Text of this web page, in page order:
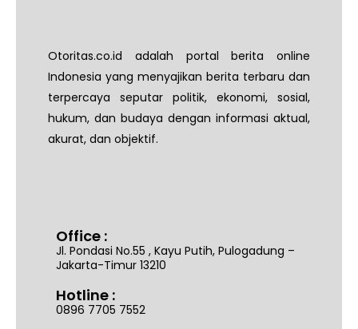
Otoritas.co.id adalah portal berita online
Indonesia yang menyajikan berita terbaru dan
terpercaya seputar politik, ekonomi, sosial,
hukum, dan budaya dengan informasi aktual,
akurat, dan objektif.
Office :
Jl. Pondasi No.55 , Kayu Putih, Pulogadung –
Jakarta-Timur 13210
Hotline :
0896 7705 7552